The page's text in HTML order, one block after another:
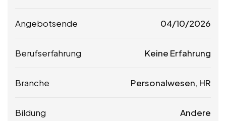
Angebotsende 04/10/2026
Berufserfahrung Keine Erfahrung
Branche Personalwesen, HR
Bildung Andere